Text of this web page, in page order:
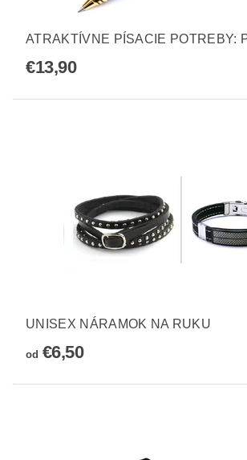
ATRAKTÍVNE PÍSACIE POTREBY:
€13,90
UNISEX NÁRAMOK NA RUKU
od €6,50